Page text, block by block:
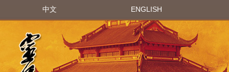
中文 ENGLISH